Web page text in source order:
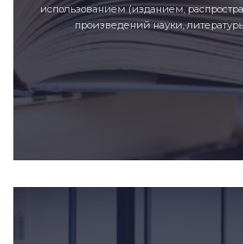
использованием (изданием,
произведений науки,